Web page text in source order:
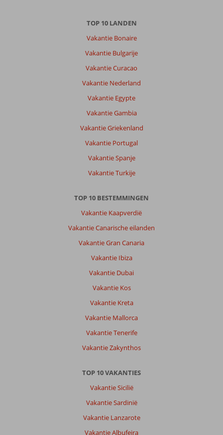
TOP 10 LANDEN
Vakantie Bonaire
Vakantie Bulgarije
Vakantie Curacao
Vakantie Nederland
Vakantie Egypte
Vakantie Gambia
Vakantie Griekenland
Vakantie Portugal
Vakantie Spanje
Vakantie Turkije
TOP 10 BESTEMMINGEN
Vakantie Kaapverdië
Vakantie Canarische eilanden
Vakantie Gran Canaria
Vakantie Ibiza
Vakantie Dubai
Vakantie Kos
Vakantie Kreta
Vakantie Mallorca
Vakantie Tenerife
Vakantie Zakynthos
TOP 10 VAKANTIES
Vakantie Sicilië
Vakantie Sardinië
Vakantie Lanzarote
Vakantie Albufeira